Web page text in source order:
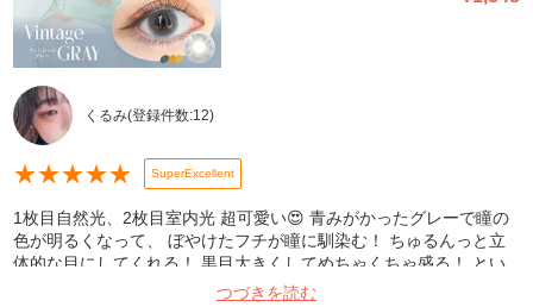
くるみ(登録件数:12)
★★★★★ SuperExcellent
1枚目自然光、2枚目室内光 超可愛い😍 青みがかったグレーで瞳の
色が明るくなって、 ぼやけたフチが瞳に馴染む！ ちゅるんっと立
体的な目にしてくれる！ 黒目大きくしてめちゃくちゃ盛る！ とい
うよりは、 ナチュラルだけど若干イメチェン！ 透明感爆上げ！っ
つづきを読む